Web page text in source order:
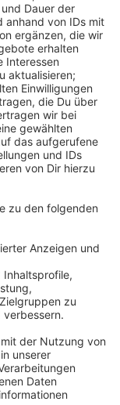
weiterer Ärger
eines
kann
die
Sie der
dieses